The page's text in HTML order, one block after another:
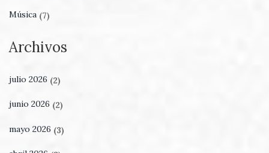
Música (7)
Archivos
julio 2026 (2)
junio 2026 (2)
mayo 2026 (3)